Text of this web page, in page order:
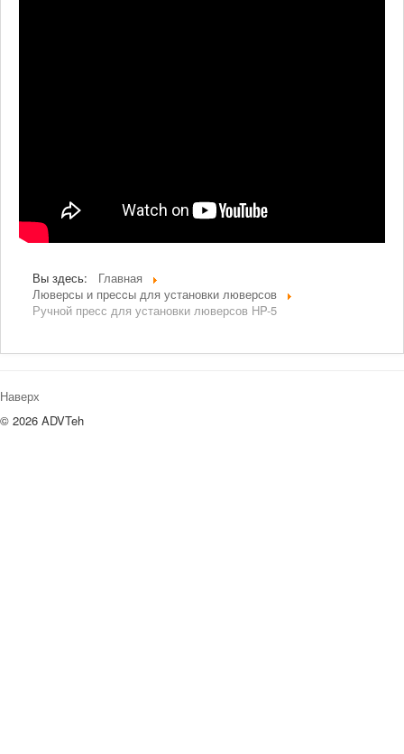
Вы здесь:
Главная
Люверсы и пресcы для установки люверсов
Ручной пресс для установки люверсов HP-5
Наверх
© 2026 ADVTeh